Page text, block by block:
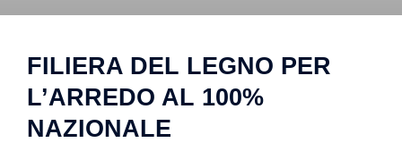
FILIERA DEL LEGNO PER
L’ARREDO AL 100%
NAZIONALE